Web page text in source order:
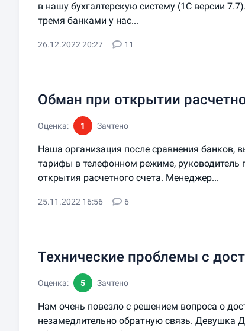
в нашу бухгалтерскую систему (1С версии
тремя банками у нас...
26.12.2022 20:27 11
Обман при открытии
Оценка: 1 Зачтено
Наша организация после сравнения банков,
тарифы в телефонном режиме, руководитель
открытия расчетного счета. Менеджер...
25.11.2022 16:56 6
Технические проблемы с
Оценка: 5 Зачтено
Нам очень повезло с решением вопроса о
незамедлительно обратную связь. Девушка